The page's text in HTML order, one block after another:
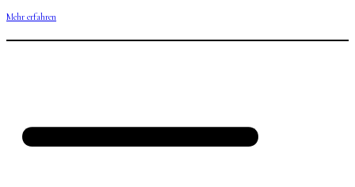
Mehr erfahren